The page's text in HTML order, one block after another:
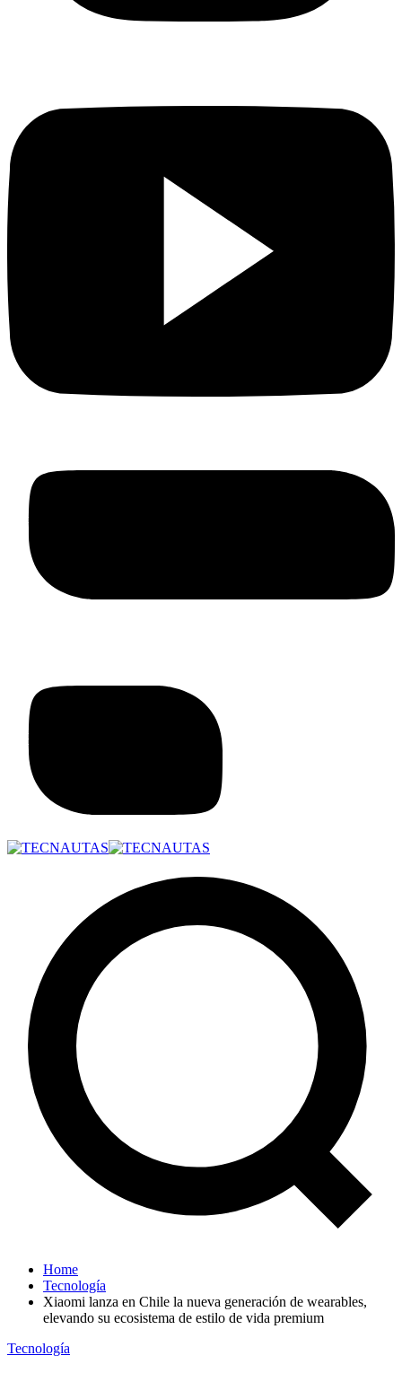
Home
Tecnología
Xiaomi lanza en Chile la nueva generación de wearables,
elevando su ecosistema de estilo de vida premium
Tecnología